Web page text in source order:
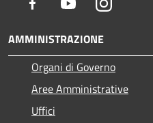
AMMINISTRAZIONE
Organi di Governo
Aree Amministrative
Uffici